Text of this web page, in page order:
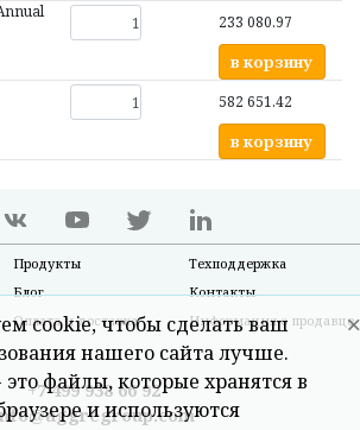
233 080.97
в корзину
582 651.42
в корзину
+7 499 938 66 92
Продукты
Техподдержка
Блог
Контакты
Оплата и доставка Информация о продавце
cookie, чтобы сделать ваш
нашего сайта лучше.
файлы, которые хранятся в
и используются